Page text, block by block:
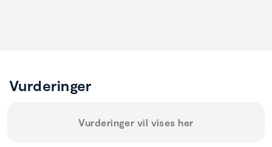
Vurderinger
Vurderinger vil vises her